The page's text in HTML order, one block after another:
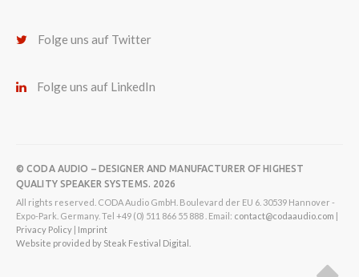
Folge uns auf Twitter
Folge uns auf LinkedIn
© CODA AUDIO – DESIGNER AND MANUFACTURER OF HIGHEST
QUALITY SPEAKER SYSTEMS. 2026
All rights reserved. CODA Audio GmbH. Boulevard der EU 6. 30539 Hannover -
Expo-Park. Germany. Tel +49 (0) 511 866 55 888 . Email: contact@codaaudio.com |
Privacy Policy | Imprint
Website provided by Steak Festival Digital.